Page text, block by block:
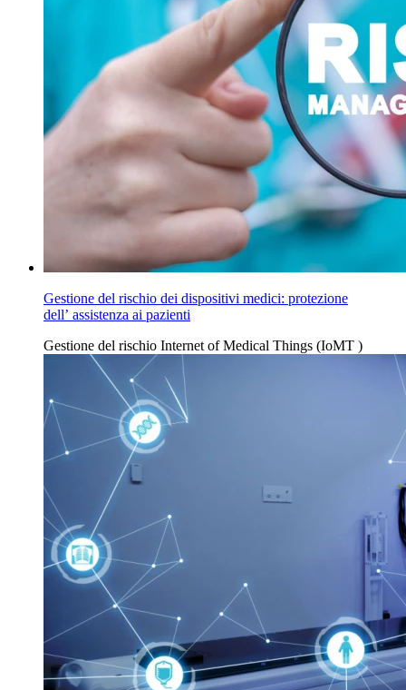
Gestione del rischio dei dispositivi medici: protezione
dell’ assistenza ai pazienti
Gestione del rischio Internet of Medical Things (IoMT )